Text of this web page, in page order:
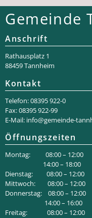
Gemeinde
Anschrift
Rathaus­platz 1
88459 Tannheim
Kontakt
Telefon: 08395 922-0
Fax: 08395 922-99
E-Mail: info@gemeinde-
Öffnungszeiten
Montag: 08:00 – 12:00
14:00 – 18:00
Dienstag: 08:00 – 12:00
Mittwoch: 08:00 – 12:00
Donnerstag: 08:00 – 12:00
14:00 – 16:00
Freitag: 08:00 – 12:00